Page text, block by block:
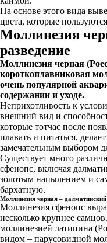
На основе этого вида
цвета, которые
Моллинезия
разведение
Моллинезия черная
короткоплавниковая
очень популярной
содержании и уходе.
Неприхотливость к
внешний вид и
которые тотчас после
плавать и питаться,
замечательным выбором
Существует много
сфенопс, включая
золотым напылением и
бархатную.
Моллинезия черная –
Моллинезия сфенопс
несколько крупнее
моллинезией латипина
видом ‒ парусовидной